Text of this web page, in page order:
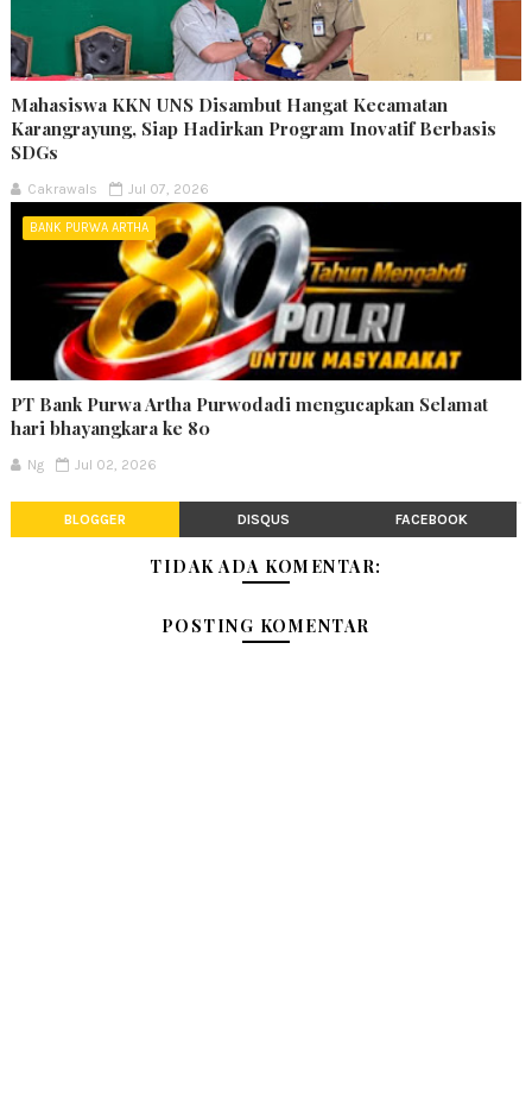
Mahasiswa KKN UNS Disambut Hangat Kecamatan
Karangrayung, Siap Hadirkan Program Inovatif Berbasis
SDGs
Cakrawals Jul 07, 2026
BANK PURWA ARTHA
PT Bank Purwa Artha Purwodadi mengucapkan Selamat
hari bhayangkara ke 80
Ng Jul 02, 2026
BLOGGER DISQUS FACEBOOK
TIDAK ADA KOMENTAR:
POSTING KOMENTAR